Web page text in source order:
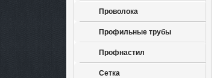
Проволока
Профильные трубы
Профнастил
Сетка